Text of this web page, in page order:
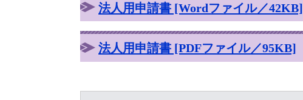
法人用申請書 [Wordファイル／42KB]
法人用申請書 [PDFファイル／95KB]